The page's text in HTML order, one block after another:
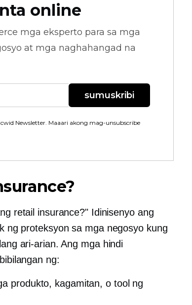
online
mga eksperto para sa mga
at mga naghahangad na
sumuskribi
Newsletter. Maaari akong mag-unsubscribe
retail insurance?" Idinisenyo ang
ng proteksyon sa mga negosyo kung
ari-arian. Ang mga hindi
ng:
produkto, kagamitan, o tool ng